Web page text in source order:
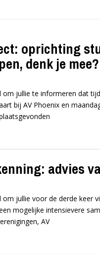
oprichting
denk je mee?
om jullie te informeren dat
bij AV Phoenix en
advies
om jullie voor de derde keer
mogelijke intensievere
AV